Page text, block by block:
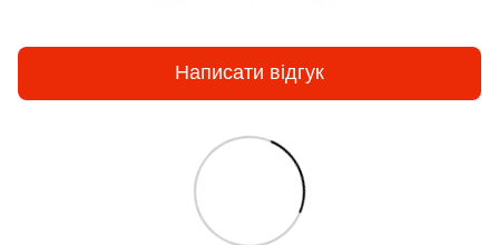
Написати відгук